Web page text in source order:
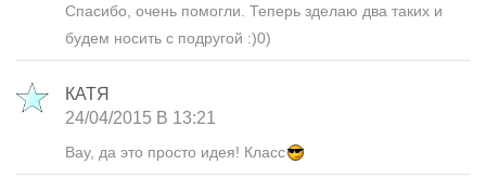
Спасибо, очень помогли. Теперь зделаю два таких и
будем носить с подругой :)0)
КАТЯ
24/04/2015 В 13:21
Вау, да это просто идея! Класс